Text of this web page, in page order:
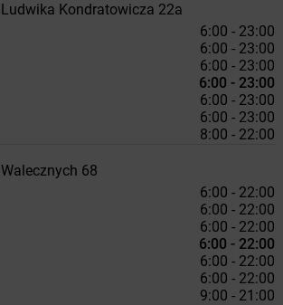
Ludwika Kondratowicza 22a
6:00 - 23:00
6:00 - 23:00
6:00 - 23:00
6:00 - 23:00
6:00 - 23:00
6:00 - 23:00
8:00 - 22:00
Walecznych 68
6:00 - 22:00
6:00 - 22:00
6:00 - 22:00
6:00 - 22:00
6:00 - 22:00
6:00 - 22:00
9:00 - 21:00